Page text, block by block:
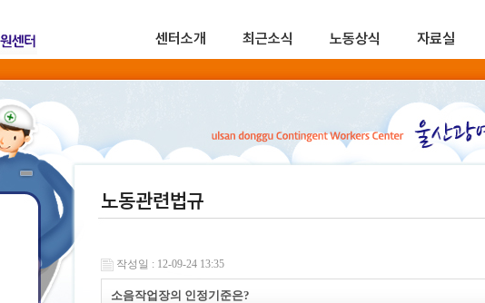
센터소개 최근소식 노동상식 자료실
노동관련법규
작성일 : 12-09-24 13:35
소음작업장의 인정기준은?